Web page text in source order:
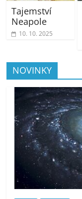
Tajemství
Neapole
10. 10. 2025
NOVINKY